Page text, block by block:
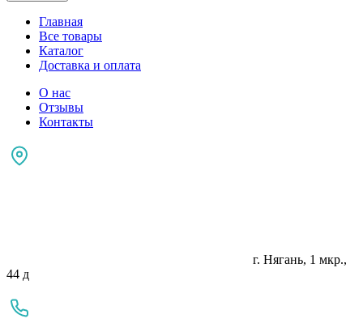
Главная
Все товары
Каталог
Доставка и оплата
О нас
Отзывы
Контакты
г. Нягань, 1 мкр.,
44 д